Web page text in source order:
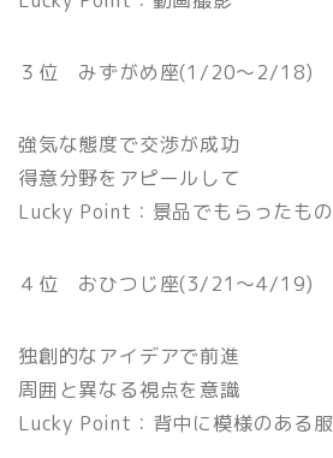
３位 みずがめ座(1/20〜2/18)
強気な態度で交渉が成功
得意分野をアピールして
Lucky Point：景品でもらったもの
４位 おひつじ座(3/21〜4/19)
独創的なアイデアで前進
周囲と異なる視点を意識
Lucky Point：背中に模様のある服